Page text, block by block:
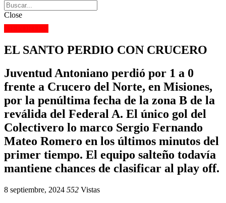
Close
EL SANTO PERDIO CON CRUCERO
Juventud Antoniano perdió por 1 a 0
frente a Crucero del Norte, en Misiones,
por la penúltima fecha de la zona B de la
reválida del Federal A. El único gol del
Colectivero lo marco Sergio Fernando
Mateo Romero en los últimos minutos del
primer tiempo. El equipo salteño todavía
mantiene chances de clasificar al play off.
8 septiembre, 2024 552 Vistas